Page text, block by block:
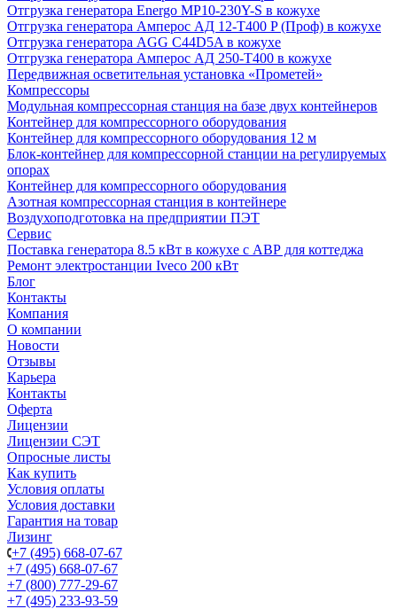
Отгрузка генератора Energo MP10-230Y-S в кожухе
Отгрузка генератора Амперос АД 12-Т400 P (Проф) в кожухе
Отгрузка генератора AGG C44D5A в кожухе
Отгрузка генератора Амперос АД 250-Т400 в кожухе
Передвижная осветительная установка «Прометей»
Компрессоры
Модульная компрессорная станция на базе двух контейнеров
Контейнер для компрессорного оборудования
Контейнер для компрессорного оборудования 12 м
Блок-контейнер для компрессорной станции на регулируемых
опорах
Контейнер для компрессорного оборудования
Азотная компрессорная станция в контейнере
Воздухоподготовка на предприятии ПЭТ
Сервис
Поставка генератора 8.5 кВт в кожухе с АВР для коттеджа
Ремонт электростанции Iveco 200 кВт
Блог
Контакты
Компания
О компании
Новости
Отзывы
Карьера
Контакты
Оферта
Лицензии
Лицензии СЭТ
Опросные листы
Как купить
Условия оплаты
Условия доставки
Гарантия на товар
Лизинг
+7 (495) 668-07-67
+7 (495) 668-07-67
+7 (800) 777-29-67
+7 (495) 233-93-59